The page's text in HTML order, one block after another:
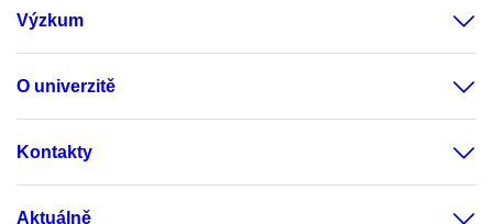
Výzkum
O univerzitě
Kontakty
Aktuálně